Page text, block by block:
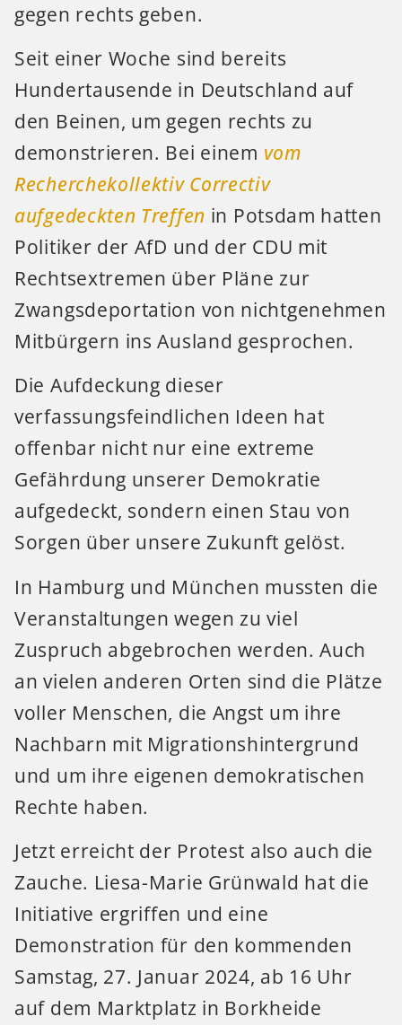
gegen rechts geben.
Seit einer Woche sind bereits
Hundertausende in Deutschland auf
den Beinen, um gegen rechts zu
demonstrieren. Bei einem vom
Recherchekollektiv Correctiv
aufgedeckten Treffen in Potsdam hatten
Politiker der AfD und der CDU mit
Rechtsextremen über Pläne zur
Zwangsdeportation von nichtgenehmen
Mitbürgern ins Ausland gesprochen.
Die Aufdeckung dieser
verfassungsfeindlichen Ideen hat
offenbar nicht nur eine extreme
Gefährdung unserer Demokratie
aufgedeckt, sondern einen Stau von
Sorgen über unsere Zukunft gelöst.
In Hamburg und München mussten die
Veranstaltungen wegen zu viel
Zuspruch abgebrochen werden. Auch
an vielen anderen Orten sind die Plätze
voller Menschen, die Angst um ihre
Nachbarn mit Migrationshintergrund
und um ihre eigenen demokratischen
Rechte haben.
Jetzt erreicht der Protest also auch die
Zauche. Liesa-Marie Grünwald hat die
Initiative ergriffen und eine
Demonstration für den kommenden
Samstag, 27. Januar 2024, ab 16 Uhr
auf dem Marktplatz in Borkheide